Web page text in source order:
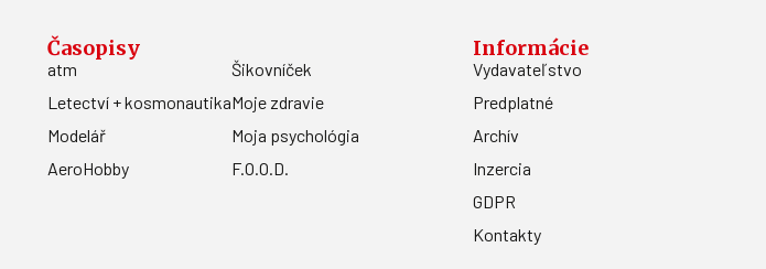
Časopisy
atm
Letectví + kosmonautika
Modelář
AeroHobby
Šikovníček
Moje zdravie
Moja psychológia
F.O.O.D.
Informácie
Vydavateľstvo
Predplatné
Archív
Inzercia
GDPR
Kontakty